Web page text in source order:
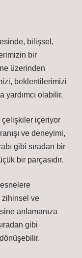
bilişsel,
bir
üzerinden
beklentilerimizi
yardımcı olabilir.
çelişkiler içeriyor
ve deneyimi,
gibi sıradan bir
bir parçasıdır.
zihinsel ve
anlamanıza
gibi